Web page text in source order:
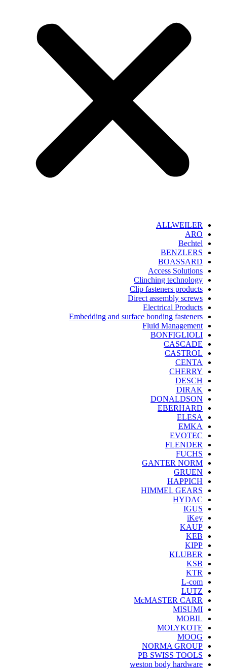
ALLWEILER
ARO
Bechtel
BENZLERS
BOASSARD
Access Solutions
Clinching technology
Clip fasteners products
Direct assembly screws
Electrical Products
Embedding and surface bonding fasteners
Fluid Management
BONFIGLIOLI
CASCADE
CASTROL
CENTA
CHERRY
DESCH
DIRAK
DONALDSON
EBERHARD
ELESA
EMKA
EVOTEC
FLENDER
FUCHS
GANTER NORM
GRUEN
HAPPICH
HIMMEL GEARS
HYDAC
IGUS
iKey
KAUP
KEB
KIPP
KLUBER
KSB
KTR
L-com
LUTZ
McMASTER CARR
MISUMI
MOBIL
MOLYKOTE
MOOG
NORMA GROUP
PB SWISS TOOLS
weston body hardware